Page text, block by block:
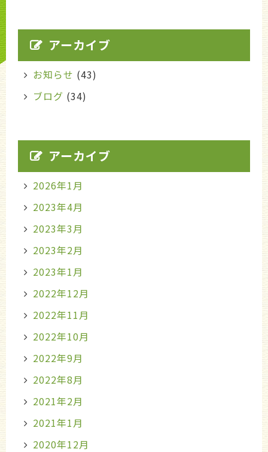
アーカイブ
お知らせ (43)
ブログ (34)
アーカイブ
2026年1月
2023年4月
2023年3月
2023年2月
2023年1月
2022年12月
2022年11月
2022年10月
2022年9月
2022年8月
2021年2月
2021年1月
2020年12月